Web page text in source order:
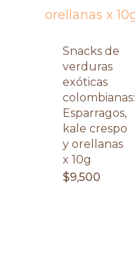
Snacks de
verduras
exóticas
colombianas:
Esparragos,
kale crespo
y orellanas
x 10g
$9,500